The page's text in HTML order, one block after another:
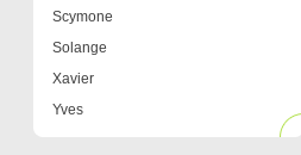
Scymone
Solange
Xavier
Yves